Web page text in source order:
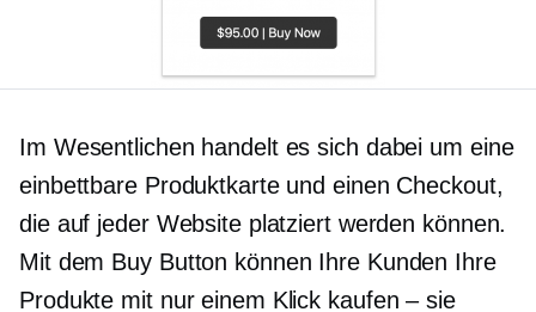
Im Wesentlichen handelt es sich dabei um eine
einbettbare Produktkarte und einen Checkout,
die auf jeder Website platziert werden können.
Mit dem Buy Button können Ihre Kunden Ihre
Produkte mit nur einem Klick kaufen – sie